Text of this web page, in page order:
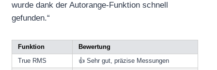
wurde dank der Autorange-Funktion schnell
gefunden.“
Funktion
Bewertung
True RMS
👍 Sehr gut, präzise Messungen